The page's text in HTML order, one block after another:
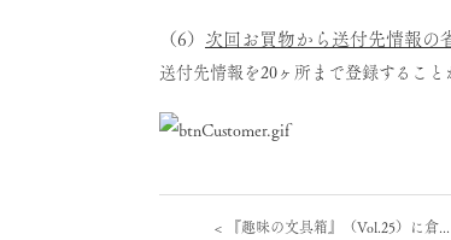
（6） 次回お買物から送付先情報の
送付先情報を20ヶ所まで登録すること
< 『趣味の文具箱』（Vol.25）に倉...